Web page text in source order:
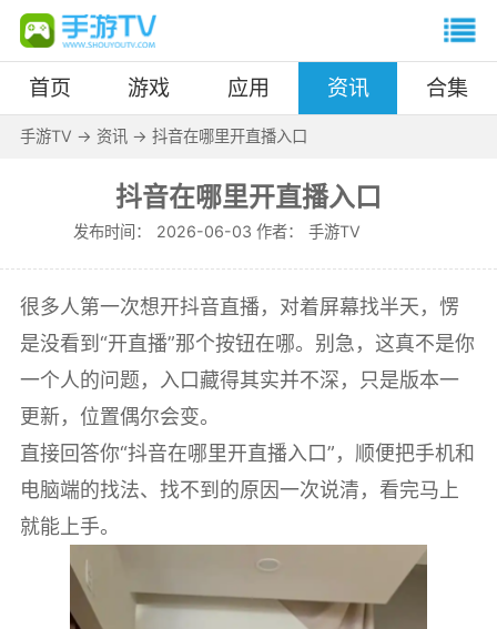
首页 游戏 应用 资讯 合集
手游TV -> 资讯-> 抖音在哪里开直播入口
抖音在哪里开直播入口
发布时间： 2026-06-03 作者： 手游TV
很多人第一次想开抖音直播，对着屏幕找半天，愣
是没看到“开直播”那个按钮在哪。别急，这真不是你
一个人的问题，入口藏得其实并不深，只是版本一
更新，位置偶尔会变。
直接回答你“抖音在哪里开直播入口”，顺便把手机和
电脑端的找法、找不到的原因一次说清，看完马上
就能上手。